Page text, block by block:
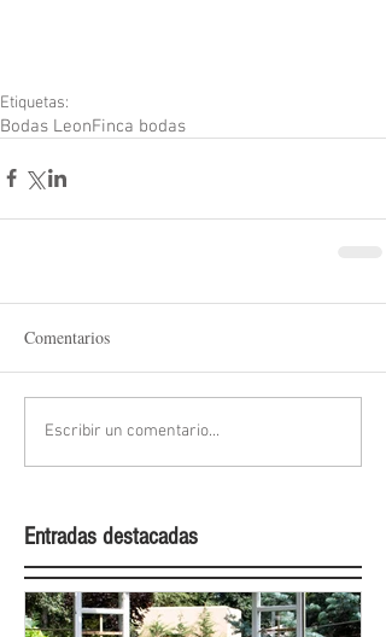
Etiquetas:
Bodas LeonFinca bodas
Comentarios
Escribir un comentario...
Entradas destacadas